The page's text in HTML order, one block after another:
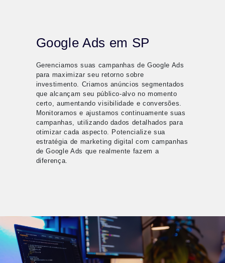
Google Ads em SP
Gerenciamos suas campanhas de Google Ads
para maximizar seu retorno sobre
investimento. Criamos anúncios segmentados
que alcançam seu público-alvo no momento
certo, aumentando visibilidade e conversões.
Monitoramos e ajustamos continuamente suas
campanhas, utilizando dados detalhados para
otimizar cada aspecto. Potencialize sua
estratégia de marketing digital com campanhas
de Google Ads que realmente fazem a
diferença.